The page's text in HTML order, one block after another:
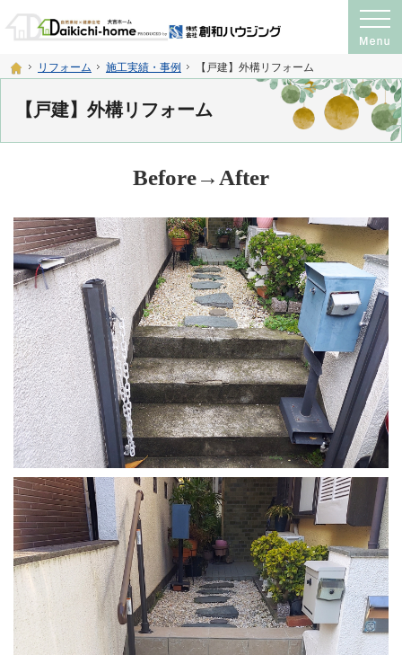
ホーム
リフォーム 施工実績・事例 【戸建】外構リフォーム
【戸建】外構リフォーム
プロの目線からご提案。注文住宅・新築戸建て・リフォームを手がける工務店なら
神奈川県横須賀市・宮城県仙台市の注文住宅・新築戸建て・リフォームを手がけ
Before→After